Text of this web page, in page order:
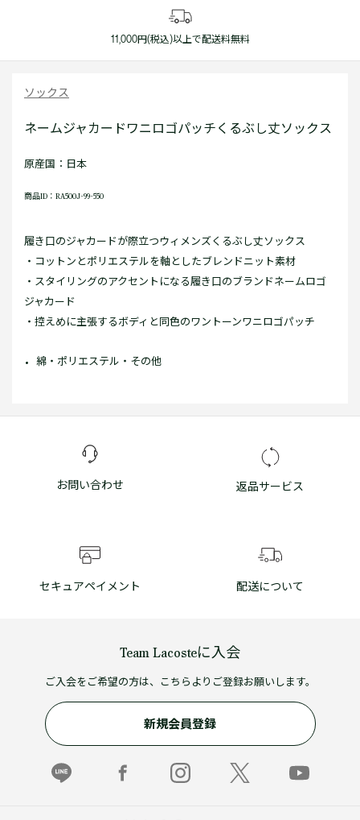
11,000円(税込)以上で配送料無料
ソックス
ネームジャカードワニロゴパッチくるぶし丈ソックス
原産国：日本
商品ID：RA500J-99-550
履き口のジャカードが際立つウィメンズくるぶし丈ソックス
・コットンとポリエステルを軸としたブレンドニット素材
・スタイリングのアクセントになる履き口のブランドネームロゴ
ジャカード
・控えめに主張するボディと同色のワントーンワニロゴパッチ
綿・ポリエステル・その他
お問い合わせ 返品サービス
セキュアペイメント 配送について
Team Lacosteに入会
ご入会をご希望の方は、こちらよりご登録お願いします。
新規会員登録